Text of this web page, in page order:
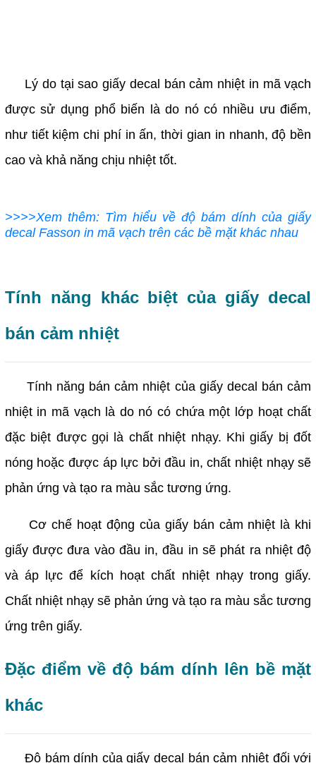
Lý do tại sao giấy decal bán cảm nhiệt in mã vạch
được sử dụng phổ biến là do nó có nhiều ưu điểm,
như tiết kiệm chi phí in ấn, thời gian in nhanh, độ bền
cao và khả năng chịu nhiệt tốt.
>>>>Xem thêm: Tìm hiểu về độ bám dính của giấy
decal Fasson in mã vạch trên các bề mặt khác nhau
Tính năng khác biệt của giấy decal
bán cảm nhiệt
Tính năng bán cảm nhiệt của giấy decal bán cảm
nhiệt in mã vạch là do nó có chứa một lớp hoạt chất
đặc biệt được gọi là chất nhiệt nhạy. Khi giấy bị đốt
nóng hoặc được áp lực bởi đầu in, chất nhiệt nhạy sẽ
phản ứng và tạo ra màu sắc tương ứng.
Cơ chế hoạt động của giấy bán cảm nhiệt là khi
giấy được đưa vào đầu in, đầu in sẽ phát ra nhiệt độ
và áp lực để kích hoạt chất nhiệt nhạy trong giấy.
Chất nhiệt nhạy sẽ phản ứng và tạo ra màu sắc tương
ứng trên giấy.
Đặc điểm về độ bám dính lên bề mặt
khác
Độ bám dính của giấy decal bán cảm nhiệt đối với